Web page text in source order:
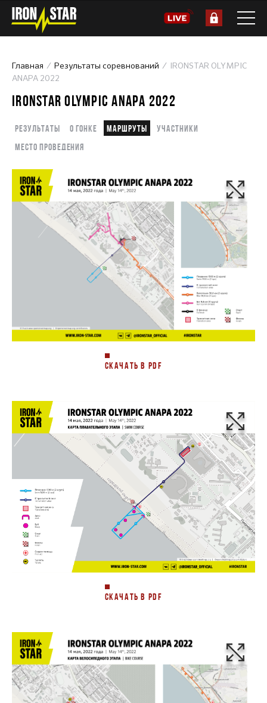
Главная Результаты соревнований
IRONSTAR OLYMPIC
ANAPA 2022
IRONSTAR OLYMPIC ANAPA 2022
Результаты О гонке Маршруты
Участники
Место проведения
СКАЧАТЬ В PDF
СКАЧАТЬ В PDF